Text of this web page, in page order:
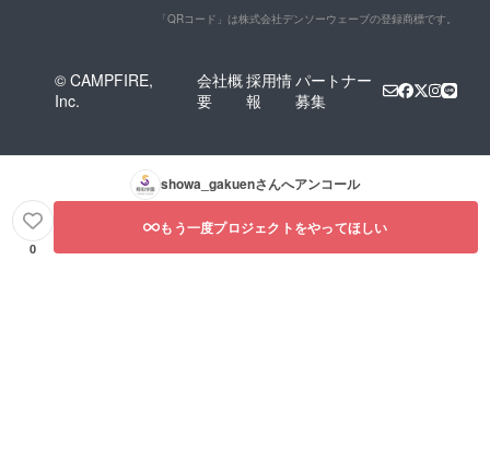
「QRコード」は株式会社デンソーウェーブの登録商標です。
© CAMPFIRE,
Inc.
会社概
要
採用情
報
パートナー
募集
showa_gakuenさんへアンコール
0
もう一度プロジェクトをやってほしい